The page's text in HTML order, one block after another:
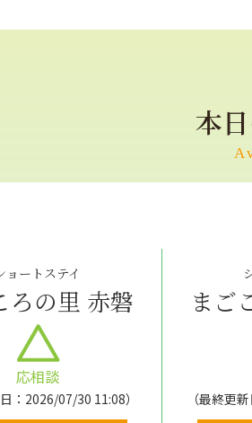
本
ョートステイ
ろの里 赤磐
応相談
：2026/07/30 11:08）
まご
（最終更